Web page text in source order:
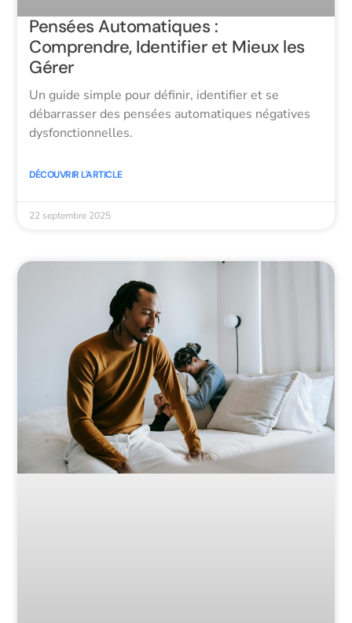
Pensées Automatiques :
Comprendre, Identifier et Mieux les
Gérer
Un guide simple pour définir, identifier et se
débarrasser des pensées automatiques négatives
dysfonctionnelles.
DÉCOUVRIR L'ARTICLE
22 septembre 2025